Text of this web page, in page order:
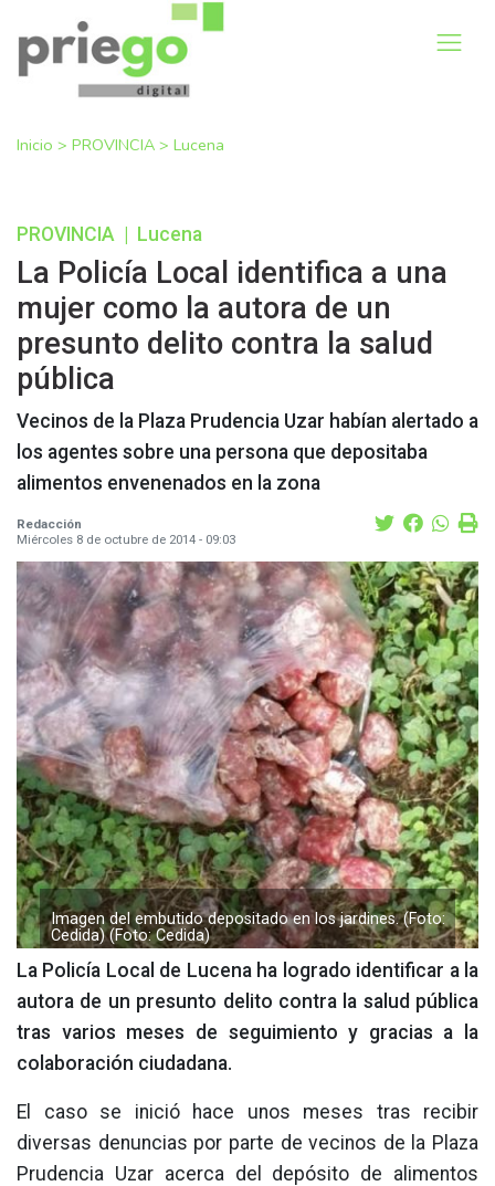
Inicio > PROVINCIA > Lucena
PROVINCIA Lucena
La Policía Local identifica a una
mujer como la autora de un
presunto delito contra la salud
pública
Vecinos de la Plaza Prudencia Uzar habían alertado a
los agentes sobre una persona que depositaba
alimentos envenenados en la zona
Redacción
Miércoles 8 de octubre de 2014 - 09:03
Imagen del embutido depositado en los jardines. (Foto:
Cedida) (Foto: Cedida)
La Policía Local de Lucena ha logrado identificar a la
autora de un presunto delito contra la salud pública
tras varios meses de seguimiento y gracias a la
colaboración ciudadana.
El caso se inició hace unos meses tras recibir
diversas denuncias por parte de vecinos de la Plaza
Prudencia Uzar acerca del depósito de alimentos